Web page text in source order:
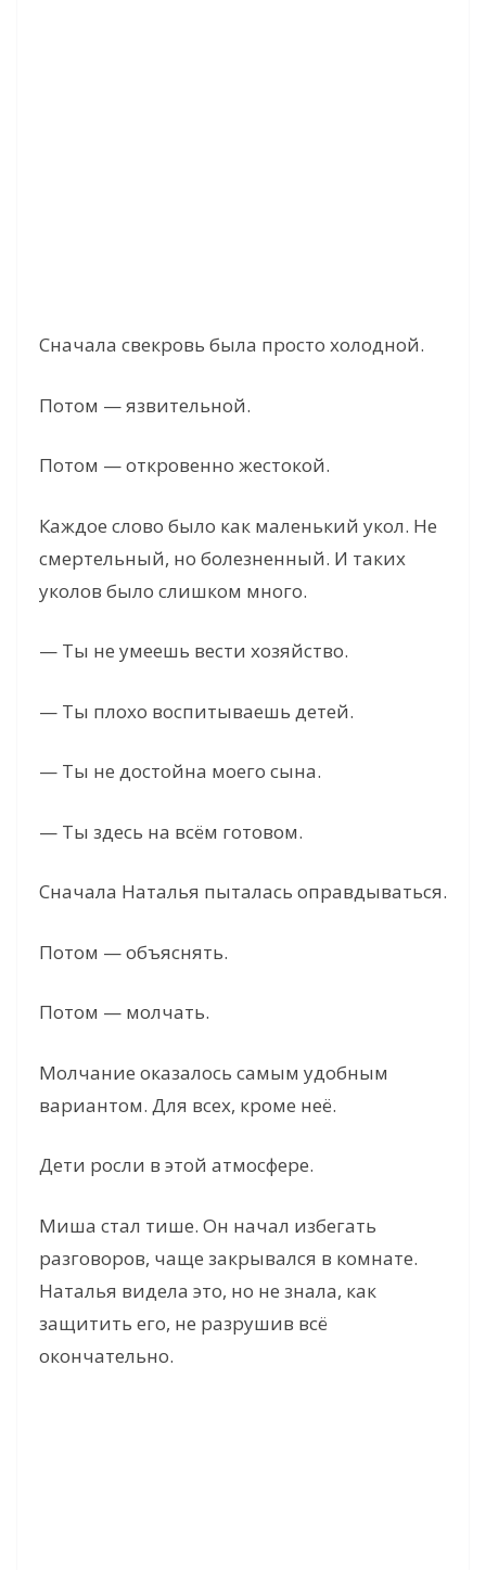
Сначала свекровь была просто холодной.
Потом — язвительной.
Потом — откровенно жестокой.
Каждое слово было как маленький укол. Не
смертельный, но болезненный. И таких
уколов было слишком много.
— Ты не умеешь вести хозяйство.
— Ты плохо воспитываешь детей.
— Ты не достойна моего сына.
— Ты здесь на всём готовом.
Сначала Наталья пыталась оправдываться.
Потом — объяснять.
Потом — молчать.
Молчание оказалось самым удобным
вариантом. Для всех, кроме неё.
Дети росли в этой атмосфере.
Миша стал тише. Он начал избегать
разговоров, чаще закрывался в комнате.
Наталья видела это, но не знала, как
защитить его, не разрушив всё
окончательно.